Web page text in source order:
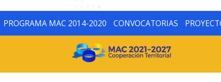
PROGRAMA MAC 2014-2020 CONVOCATORIAS